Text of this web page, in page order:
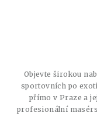
Objevte širokou
sportovních po
přímo v Praze a
profesionální